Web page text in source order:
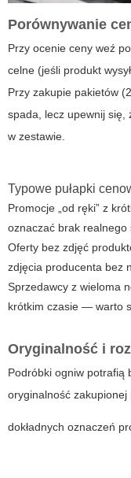
Porównywanie
Przy ocenie ceny weź
celne (jeśli produkt
Przy zakupie pakietów
spada, lecz upewnij się,
w zestawie.
Typowe pułapki
Promocje „od ręki” z
oznaczać brak realnego
Oferty bez zdjęć
zdjęcia producenta bez
Sprzedawcy z wieloma
krótkim czasie — warto
Oryginalność i
Podróbki ogniw potrafią
oryginalność zakupionej
dokładnych oznaczeń